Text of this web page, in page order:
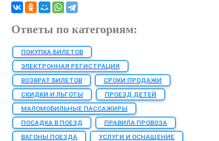
Ответы по категориям:
ПОКУПКА БИЛЕТОВ
ЭЛЕКТРОННАЯ РЕГИСТРАЦИЯ
ВОЗВРАТ БИЛЕТОВ
СРОКИ ПРОДАЖИ
СКИДКИ И ЛЬГОТЫ
ПРОЕЗД ДЕТЕЙ
МАЛОМОБИЛЬНЫЕ ПАССАЖИРЫ
ПОСАДКА В ПОЕЗД
ПРАВИЛА ПРОВОЗА
ВАГОНЫ ПОЕЗДА
УСЛУГИ И ОСНАЩЕНИЕ